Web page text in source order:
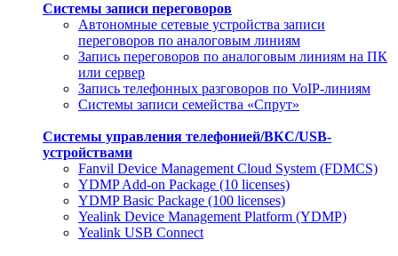
Системы записи переговоров
Автономные сетевые устройства записи
переговоров по аналоговым линиям
Запись переговоров по аналоговым линиям на ПК
или сервер
Запись телефонных разговоров по VoIP-линиям
Системы записи семейства «Спрут»
Системы управления телефонией/ВКС/USB-
устройствами
Fanvil Device Management Cloud System (FDMCS)
YDMP Add-on Package (10 licenses)
YDMP Basic Package (100 licenses)
Yealink Device Management Platform (YDMP)
Yealink USB Connect